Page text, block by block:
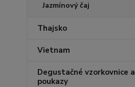
Jazmínový čaj
Thajsko
Vietnam
Degustačné vzorkovnice a
poukazy